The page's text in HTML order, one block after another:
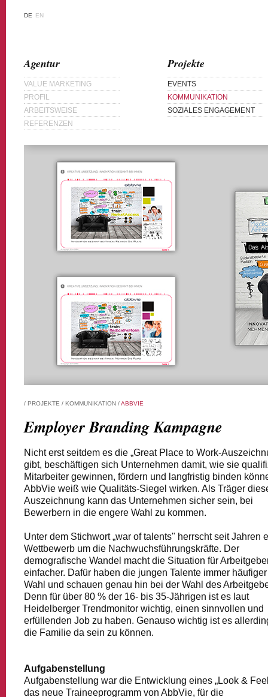
DE EN
Agentur
VALUE MARKETING
PROFIL
ARBEITSWEISE
REFERENZEN
Projekte
EVENTS
KOMMUNIKATION
SOZIALES ENGAGEMENT
/ PROJEKTE / KOMMUNIKATION /ABBVIE
Employer Branding Kampagne
Nicht erst seitdem es die „Great Place to Work-
gibt, beschäftigen sich Unternehmen damit, wie sie
Mitarbeiter gewinnen, fördern und langfristig binden
AbbVie weiß wie Qualitäts-Siegel wirken. Als Träger
Auszeichnung kann das Unternehmen sicher sein, bei
Bewerbern in die engere Wahl zu kommen.
Unter dem Stichwort „war of talents" herrscht seit Jahren
Wettbewerb um die Nachwuchsführungskräfte. Der
demografische Wandel macht die Situation für
einfacher. Dafür haben die jungen Talente immer
Wahl und schauen genau hin bei der Wahl des
Denn für über 80 % der 16- bis 35-Jährigen ist es laut
Heidelberger Trendmonitor wichtig, einen sinnvollen und
erfüllenden Job zu haben. Genauso wichtig ist es
die Familie da sein zu können.
Aufgabenstellung
Aufgabenstellung war die Entwicklung eines „Look &
das neue Traineeprogramm von AbbVie, für die